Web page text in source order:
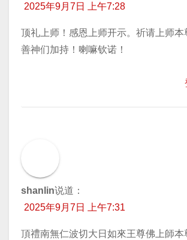
2025年9月7日 上午7:28
顶礼上师！感恩上师开示。祈请上师本
善神们加持！喇嘛钦诺！
shanlin说道：
2025年9月7日 上午7:31
頂禮南無仁波切大日如來王尊佛上師本